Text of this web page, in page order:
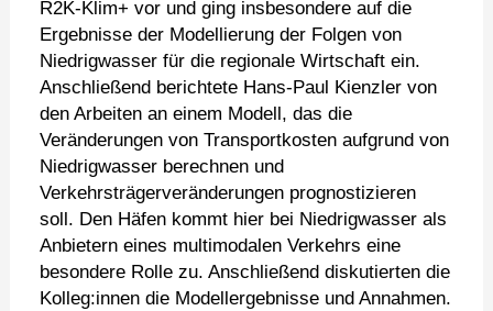
R2K-Klim+ vor und ging insbesondere auf die
Ergebnisse der Modellierung der Folgen von
Niedrigwasser für die regionale Wirtschaft ein.
Anschließend berichtete Hans-Paul Kienzler von
den Arbeiten an einem Modell, das die
Veränderungen von Transportkosten aufgrund von
Niedrigwasser berechnen und
Verkehrsträgerveränderungen prognostizieren
soll. Den Häfen kommt hier bei Niedrigwasser als
Anbietern eines multimodalen Verkehrs eine
besondere Rolle zu. Anschließend diskutierten die
Kolleg:innen die Modellergebnisse und Annahmen.